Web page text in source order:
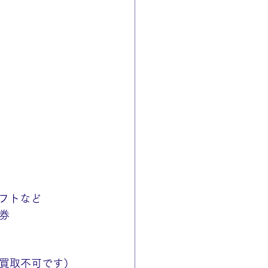
トなど
取不可です）